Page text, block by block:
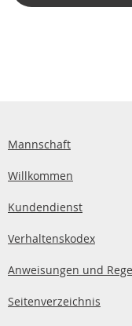
Mannschaft
Willkommen
Kundendienst
Verhaltenskodex
Anweisungen und
Seitenverzeichnis